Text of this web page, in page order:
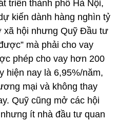
triển thành phố Hà Nội,
kiến dành hàng nghìn tỷ
xã hội nhưng Quỹ Đầu tư
mà phải cho vay
phép cho vay hơn 200
hiện nay là 6,95%/năm,
mại và không thay
Quỹ cũng mở các hội
ít nhà đầu tư quan